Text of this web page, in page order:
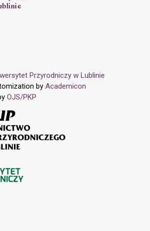
Przyrodniczy w Lublinie
by Academicon
OJS/PKP